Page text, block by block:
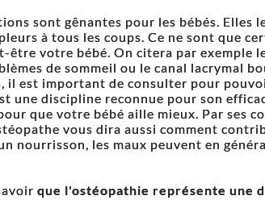
sont gênantes pour les bébés. Elles
à tous les coups. Ce ne sont que
être votre bébé. On citera par exemple
de sommeil ou le canal lacrymal
il est important de consulter pour
une discipline reconnue pour son
que votre bébé aille mieux. Par ses
vous dira aussi comment
nourrisson, les maux peuvent en
que l'ostéopathie représente une